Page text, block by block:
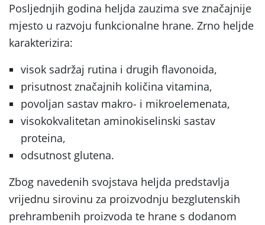
Posljednjih godina heljda zauzima sve značajnije
mjesto u razvoju funkcionalne hrane. Zrno heljde
karakterizira:
visok sadržaj rutina i drugih flavonoida,
prisutnost značajnih količina vitamina,
povoljan sastav makro- i mikroelemenata,
visokokvalitetan aminokiselinski sastav
proteina,
odsutnost glutena.
Zbog navedenih svojstava heljda predstavlja
vrijednu sirovinu za proizvodnju bezglutenskih
prehrambenih proizvoda te hrane s dodanom